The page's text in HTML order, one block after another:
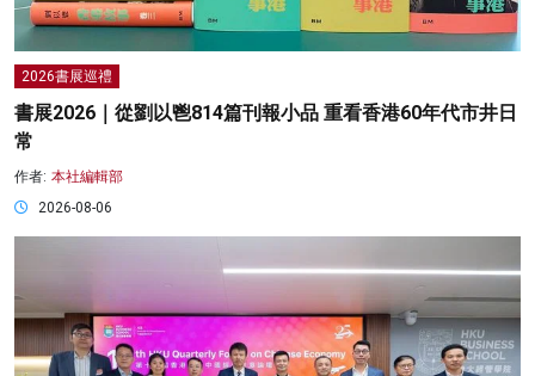
2026書展巡禮
書展2026｜從劉以鬯814篇刊報小品 重看香港60年代市井日
常
作者: 本社編輯部
2026-08-06